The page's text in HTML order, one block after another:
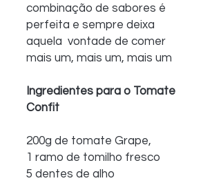
combinação de sabores é
perfeita e sempre deixa
aquela  vontade de comer
mais um, mais um, mais um
Ingredientes para o Tomate
Confit
200g de tomate Grape,
1 ramo de tomilho fresco
5 dentes de alho